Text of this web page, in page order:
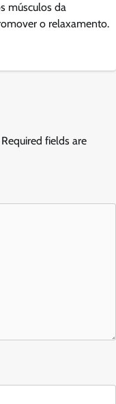
músculos da
o relaxamento.
Required fields are